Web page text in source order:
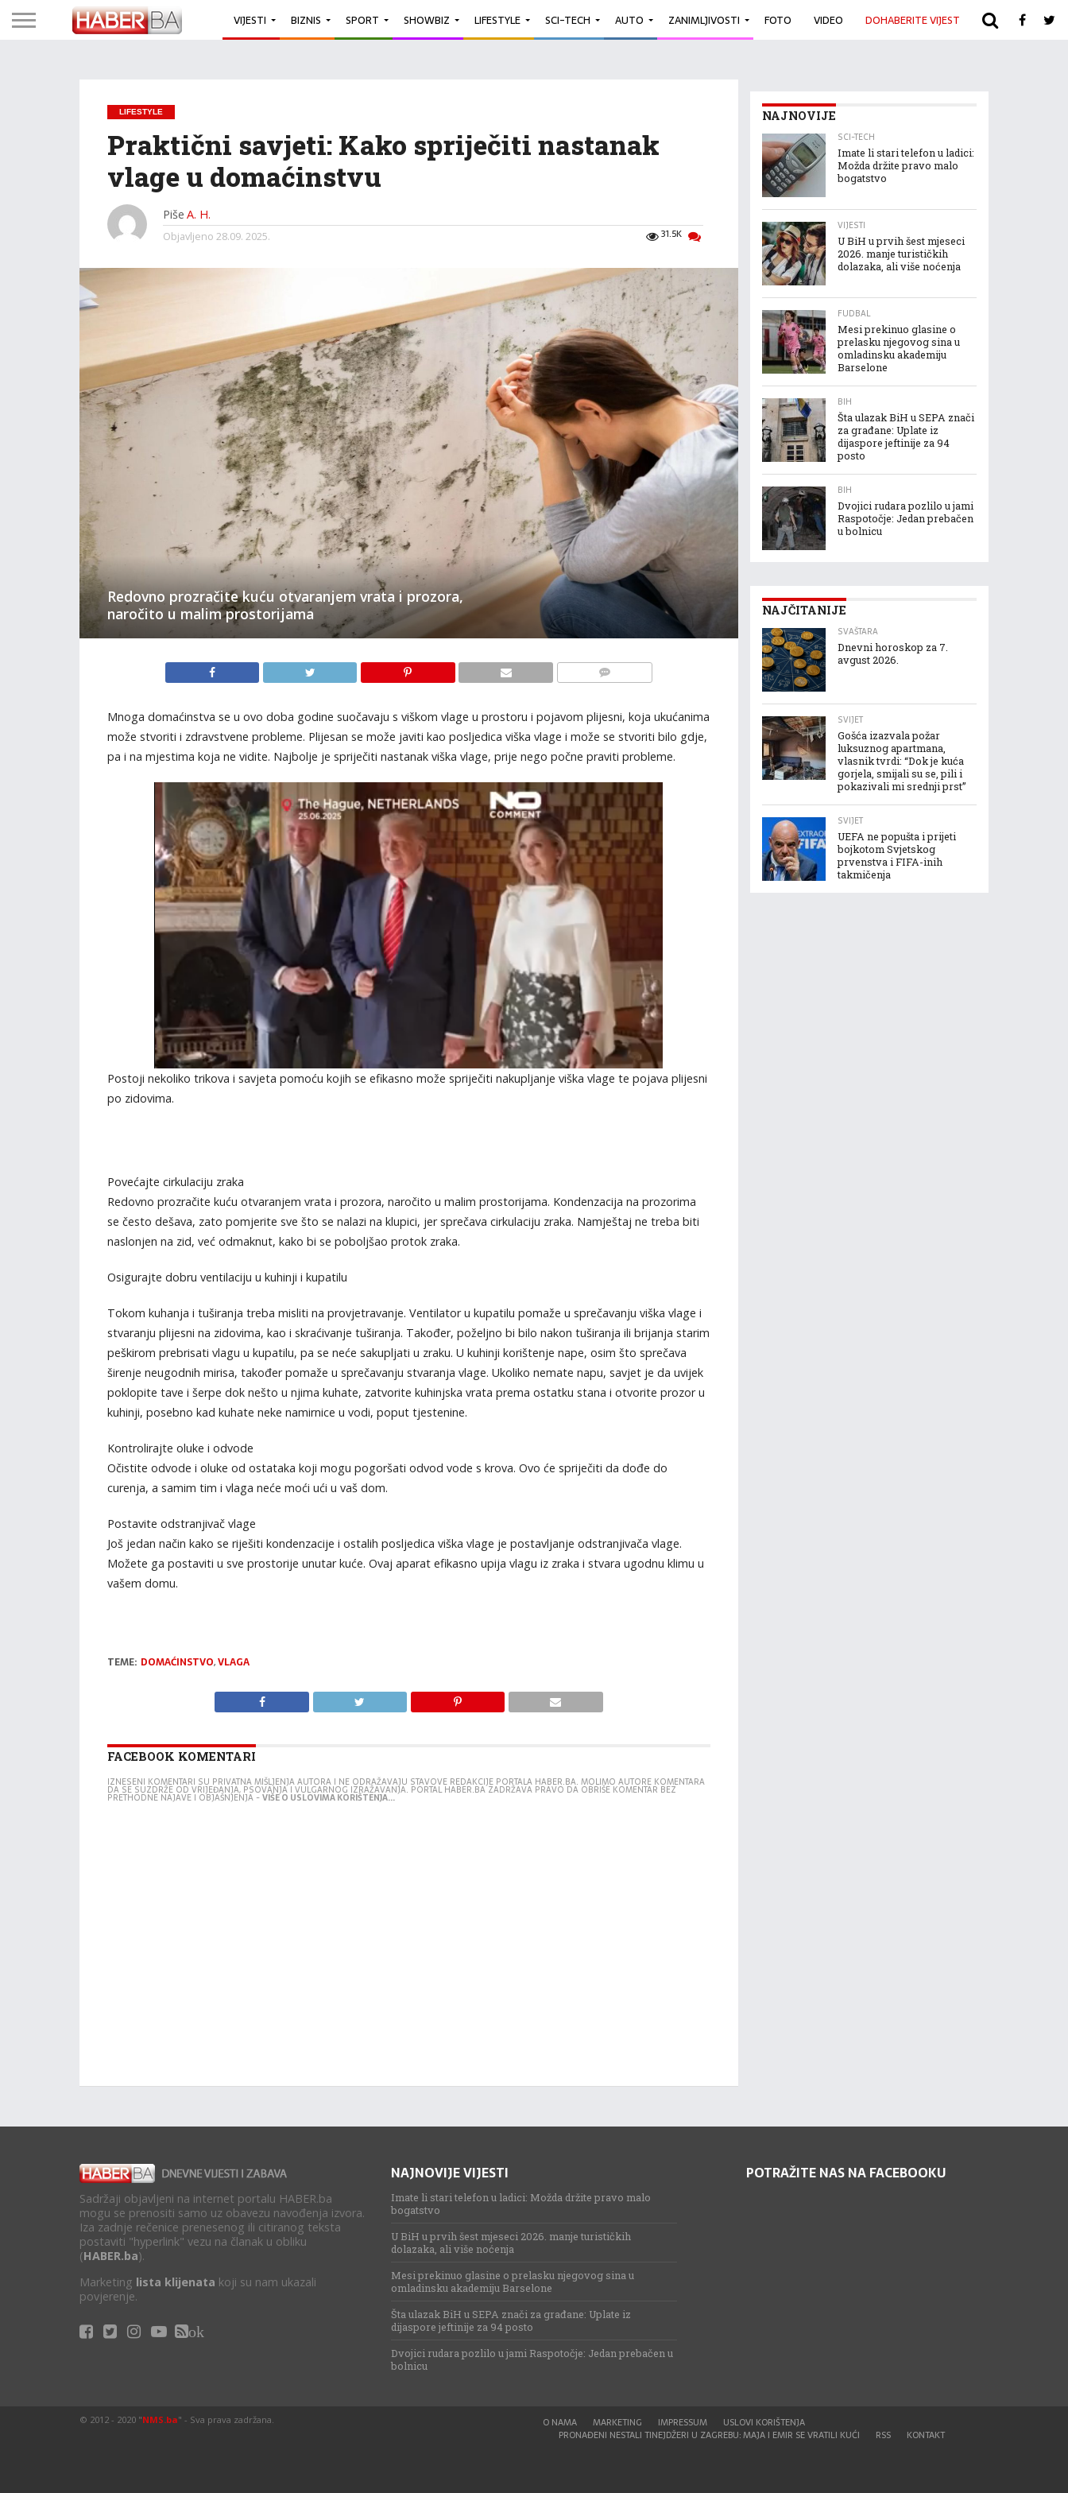
VIJESTI BIZNIS SPORT SHOWBIZ LIFESTYLE SCI-TECH AUTO ZANIMLJIVOSTI FOTO VIDEO DOHABERITE VIJEST ARHIVA
LIFESTYLE
Praktični savjeti: Kako spriječiti nastanak
vlage u domaćinstvu
Piše A. H.
31.5K
Objavljeno 28.09. 2025.
Redovno prozračite kuću otvaranjem vrata i prozora,
naročito u malim prostorijama
Mnoga domaćinstva se u ovo doba godine suočavaju s viškom vlage u prostoru i pojavom plijesni, koja ukućanima
može stvoriti i zdravstvene probleme. Plijesan se može javiti kao posljedica viška vlage i može se stvoriti bilo gdje,
pa i na mjestima koja ne vidite. Najbolje je spriječiti nastanak viška vlage, prije nego počne praviti probleme.
Postoji nekoliko trikova i savjeta pomoću kojih se efikasno može spriječiti nakupljanje viška vlage te pojava plijesni
po zidovima.
Povećajte cirkulaciju zraka
Redovno prozračite kuću otvaranjem vrata i prozora, naročito u malim prostorijama. Kondenzacija na prozorima
se često dešava, zato pomjerite sve što se nalazi na klupici, jer sprečava cirkulaciju zraka. Namještaj ne treba biti
naslonjen na zid, već odmaknut, kako bi se poboljšao protok zraka.
Osigurajte dobru ventilaciju u kuhinji i kupatilu
Tokom kuhanja i tuširanja treba misliti na provjetravanje. Ventilator u kupatilu pomaže u sprečavanju viška vlage i
stvaranju plijesni na zidovima, kao i skraćivanje tuširanja. Također, poželjno bi bilo nakon tuširanja ili brijanja starim
peškirom prebrisati vlagu u kupatilu, pa se neće sakupljati u zraku. U kuhinji korištenje nape, osim što sprečava
širenje neugodnih mirisa, također pomaže u sprečavanju stvaranja vlage. Ukoliko nemate napu, savjet je da uvijek
poklopite tave i šerpe dok nešto u njima kuhate, zatvorite kuhinjska vrata prema ostatku stana i otvorite prozor u
kuhinji, posebno kad kuhate neke namirnice u vodi, poput tjestenine.
Kontrolirajte oluke i odvode
Očistite odvode i oluke od ostataka koji mogu pogoršati odvod vode s krova. Ovo će spriječiti da dođe do
curenja, a samim tim i vlaga neće moći ući u vaš dom.
Postavite odstranjivač vlage
Još jedan način kako se riješiti kondenzacije i ostalih posljedica viška vlage je postavljanje odstranjivača vlage.
Možete ga postaviti u sve prostorije unutar kuće. Ovaj aparat efikasno upija vlagu iz zraka i stvara ugodnu klimu u
vašem domu.
TEME: DOMAĆINSTVO,VLAGA
FACEBOOK KOMENTARI
IZNESENI KOMENTARI SU PRIVATNA MIŠLJENJA AUTORA I NE ODRAŽAVAJU STAVOVE REDAKCIJE PORTALA HABER.BA. MOLIMO AUTORE KOMENTARA
DA SE SUZDRŽE OD VRIJEĐANJA, PSOVANJA I VULGARNOG IZRAŽAVANJA. PORTAL HABER.BA ZADRŽAVA PRAVO DA OBRIŠE KOMENTAR BEZ
PRETHODNE NAJAVE I OBJAŠNJENJA -VIŠE O USLOVIMA KORIŠTENJA...
NAJNOVIJE
SCI-TECH
Imate li stari telefon u ladici:
Možda držite pravo malo
bogatstvo
VIJESTI
U BiH u prvih šest mjeseci
2026. manje turističkih
dolazaka, ali više noćenja
FUDBAL
Mesi prekinuo glasine o
prelasku njegovog sina u
omladinsku akademiju
Barselone
BIH
Šta ulazak BiH u SEPA znači
za građane: Uplate iz
dijaspore jeftinije za 94
posto
BIH
Dvojici rudara pozlilo u jami
Raspotočje: Jedan prebačen
u bolnicu
NAJČITANIJE
SVAŠTARA
Dnevni horoskop za 7.
avgust 2026.
SVIJET
Gošća izazvala požar
luksuznog apartmana,
vlasnik tvrdi: “Dok je kuća
gorjela, smijali su se, pili i
pokazivali mi srednji prst”
SVIJET
UEFA ne popušta i prijeti
bojkotom Svjetskog
prvenstva i FIFA-inih
takmičenja
Sadržaji objavljeni na internet portalu HABER.ba
mogu se prenositi samo uz obavezu navođenja izvora.
Iza zadnje rečenice prenesenog ili citiranog teksta
postaviti "hyperlink" vezu na članak u obliku
(HABER.ba).
Marketing lista klijenata koji su nam ukazali
povjerenje.
ok
NAJNOVIJE VIJESTI
Imate li stari telefon u ladici: Možda držite pravo malo
bogatstvo
U BiH u prvih šest mjeseci 2026. manje turističkih
dolazaka, ali više noćenja
Mesi prekinuo glasine o prelasku njegovog sina u
omladinsku akademiju Barselone
Šta ulazak BiH u SEPA znači za građane: Uplate iz
dijaspore jeftinije za 94 posto
Dvojici rudara pozlilo u jami Raspotočje: Jedan prebačen u
bolnicu
POTRAŽITE NAS NA FACEBOOKU
O NAMA MARKETING IMPRESSUM
USLOVI KORIŠTENJA
PRONAĐENI NESTALI TINEJDŽERI U ZAGREBU: MAJA I EMIR SE VRATILI KUĆI
RSS KONTAKT
© 2012 - 2020 "NMS.ba" - Sva prava zadržana.